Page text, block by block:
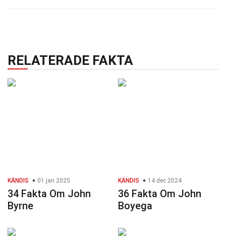
RELATERADE FAKTA
KÄNDIS 01 jan 2025
34 Fakta Om John
Byrne
KÄNDIS 14 dec 2024
36 Fakta Om John
Boyega